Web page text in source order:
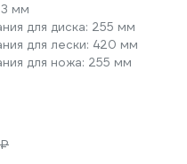
3 мм
для диска: 255 мм
для лески: 420 мм
для ножа: 255 мм